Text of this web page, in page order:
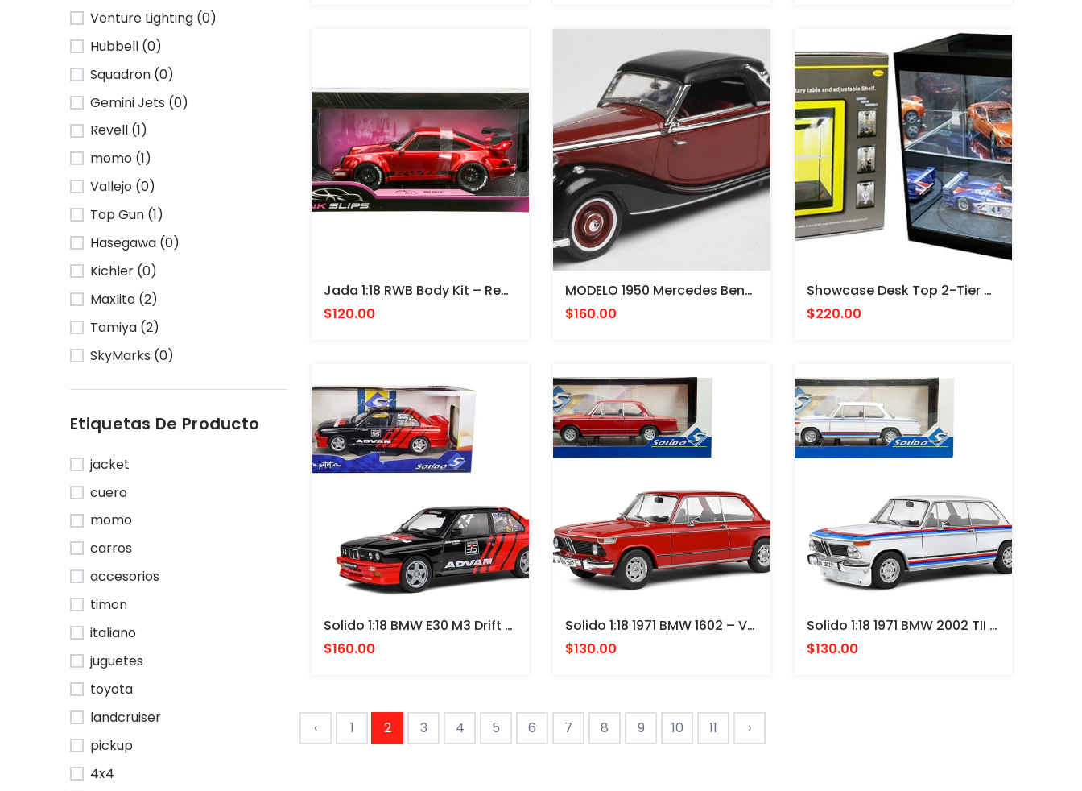
Jada 1:18 RWB Body Kit – Red Metallic – Pink Slips PORSCHE
$120.00
MODELO 1950 Mercedes Benz 170S Cabriolet Burdeos Y Negro 1/18 Coche Modelo Fundido A Presión De Signature Models
$160.00
Showcase Desk Top 2-Tier Adjustable Shelves With Rotary Table & LED Lights (Black Textured Plastic) VITRINA GIRATORIA CON LUZ LED
$220.00
Solido 1:18 BMW E30 M3 Drift Team ADVAN – Black/Red – Competition Made In Germany
$160.00
Solido 1:18 1971 BMW 1602 – Verona Red Made In Germany
$130.00
Solido 1:18 1971 BMW 2002 TII Turbo Evocation – White With Stripes - Made In Germany
$130.00
‹ 1 2 3 4 5 6 7 8 9 10 11 ›
Venture Lighting (0)
Hubbell (0)
Squadron (0)
Gemini Jets (0)
Revell (1)
momo (1)
Vallejo (0)
Top Gun (1)
Hasegawa (0)
Kichler (0)
Maxlite (2)
Tamiya (2)
SkyMarks (0)
Etiquetas De Producto
jacket
cuero
momo
carros
accesorios
timon
italiano
juguetes
toyota
landcruiser
pickup
4x4